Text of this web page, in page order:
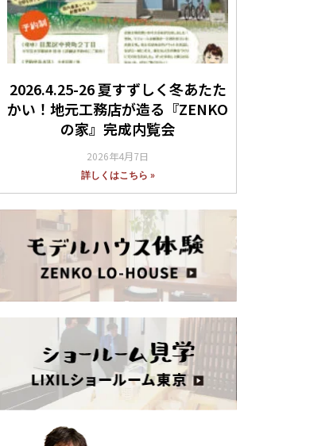
2026.4.25-26 夏すずしく冬あたた
かい！地元工務店が造る『ZENKO
の家』完成内覧会
2026年4月7日
詳しくはこちら »